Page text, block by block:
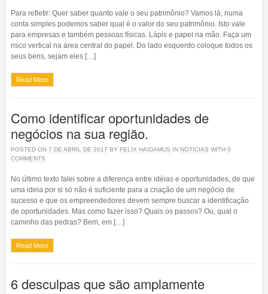
Para refletir: Quer saber quanto vale o seu patrimônio? Vamos lá, numa
conta simples podemos saber qual é o valor do seu patrimônio. Isto vale
para empresas e também pessoas físicas. Lápis e papel na mão. Faça um
risco vertical na área central do papel. Do lado esquerdo coloque todos os
seus bens, sejam eles […]
Read More
Como identificar oportunidades de
negócios na sua região.
POSTED ON 7 DE ABRIL DE 2017 BY FELIX HAIDAMUS IN NOTICIAS WITH 0
COMMENTS
No último texto falei sobre a diferença entre idéias e oportunidades, de que
uma ideia por si só não é suficiente para a criação de um negócio de
sucesso e que os empreendedores devem sempre buscar a identificação
de oportunidades. Mas como fazer isso? Quais os passos? Ou, qual o
caminho das pedras? Bem, em […]
Read More
6 desculpas que são amplamente